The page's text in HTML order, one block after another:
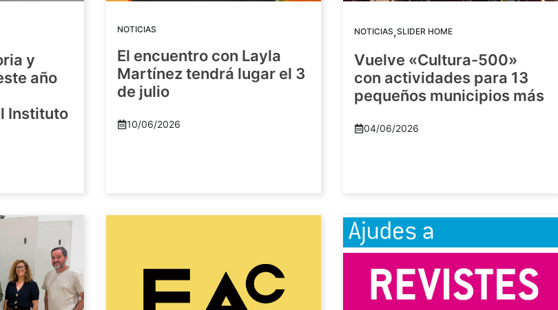
y
año
Instituto
NOTICIAS
El encuentro con Layla
Martínez tendrá lugar el 3
de julio
10/06/2026
NOTICIAS,SLIDER HOME
Vuelve «Cultura-500»
con actividades para 13
pequeños municipios más
04/06/2026